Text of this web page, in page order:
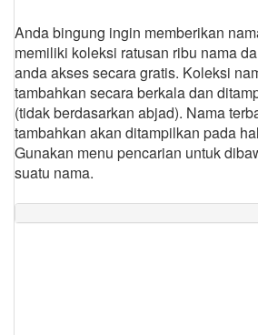
Anda bingung ingin memberikan
memiliki koleksi ratusan ribu nama
anda akses secara gratis. Koleksi
tambahkan secara berkala dan
(tidak berdasarkan abjad). Nama
tambahkan akan ditampilkan pada
Gunakan menu pencarian untuk
suatu nama.